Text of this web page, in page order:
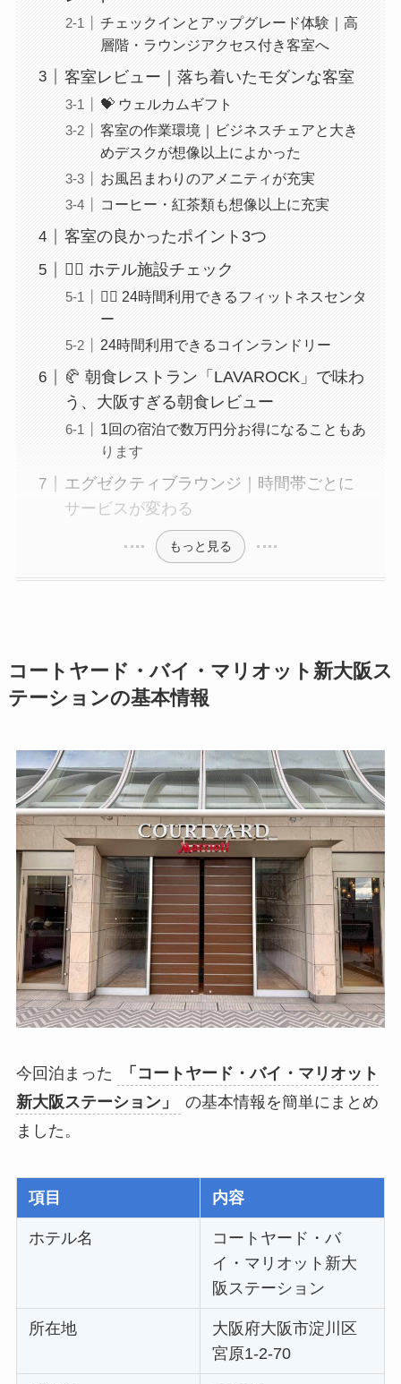
チェックインとアップグレード体験｜高
層階・ラウンジアクセス付き客室へ
客室レビュー｜落ち着いたモダンな客室
💝 ウェルカムギフト
客室の作業環境｜ビジネスチェアと大き
めデスクが想像以上によかった
お風呂まわりのアメニティが充実
コーヒー・紅茶類も想像以上に充実
客室の良かったポイント3つ
🏋️‍♀️ ホテル施設チェック
🏋️‍♂️ 24時間利用できるフィットネスセンタ
ー
24時間利用できるコインランドリー
🥐 朝食レストラン「LAVAROCK」で味わ
う、大阪すぎる朝食レビュー
1回の宿泊で数万円分お得になることもあ
ります
エグゼクティブラウンジ｜時間帯ごとに
サービスが変わる
もっと見る
コートヤード・バイ・マリオット新大阪ス
テーションの基本情報
今回泊まった
「コートヤード・バイ・マリオット
新大阪ステーション」
の基本情報を簡単にまとめ
ました。
項目 内容
ホテル名
コートヤード・バ
イ・マリオット新大
阪ステーション
所在地
大阪府大阪市淀川区
宮原1-2-70